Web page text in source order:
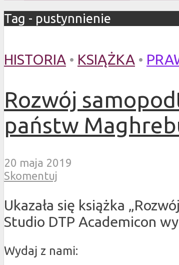
Tag - pustynnienie
HISTORIA • KSIĄŻKA •
Rozwój
państw
20 maja 2019
Skomentuj
Ukazała się książka
Studio DTP Academicon
Wydaj z nami: